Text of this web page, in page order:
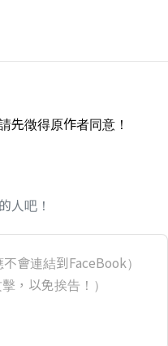
先徵得原作者同意！
人吧！
不會連結到FaceBook）
，以免挨告！）